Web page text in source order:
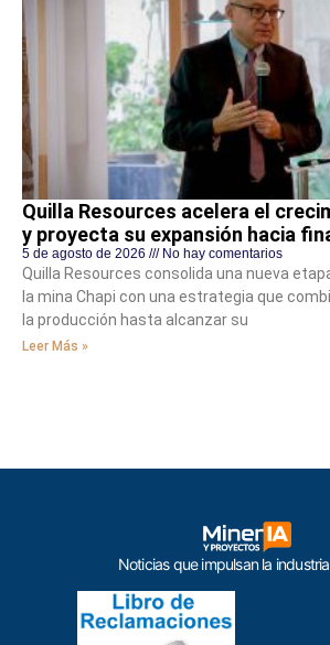
Quilla Resources acelera el
y proyecta su expansión hacia
5 de agosto de 2026 No hay comentarios
Quilla Resources consolida una nueva
la mina Chapi con una estrategia que
la producción hasta alcanzar su
Leer Más »
Noticias que impulsan la